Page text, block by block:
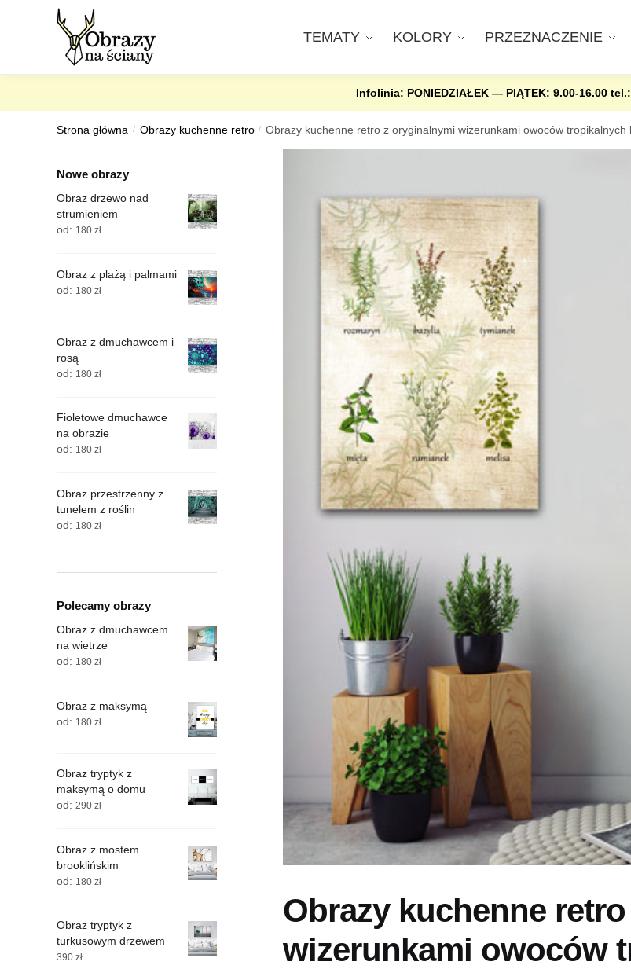
TEMATY KOLORY PRZEZNACZENIE
Infolinia: PONIEDZIAŁEK — PIĄTEK: 9.00-16.00
Strona główna / Obrazy kuchenne retro / Obrazy kuchenne retro z oryginalnymi wizerunkami owoców
Obrazy kuchenne
wizerunkami owoców
Nowe obrazy
Obraz drzewo nad
strumieniem
od: 180 zł
Obraz z plażą i palmami
od: 180 zł
Obraz z dmuchawcem i
rosą
od: 180 zł
Fioletowe dmuchawce
na obrazie
od: 180 zł
Obraz przestrzenny z
tunelem z roślin
od: 180 zł
Polecamy obrazy
Obraz z dmuchawcem
na wietrze
od: 180 zł
Obraz z maksymą
od: 180 zł
Obraz tryptyk z
maksymą o domu
od: 290 zł
Obraz z mostem
brooklińskim
od: 180 zł
Obraz tryptyk z
turkusowym drzewem
390 zł